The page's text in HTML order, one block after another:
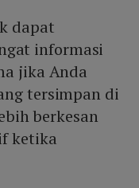
dapat
informasi
jika Anda
tersimpan di
berkesan
ketika